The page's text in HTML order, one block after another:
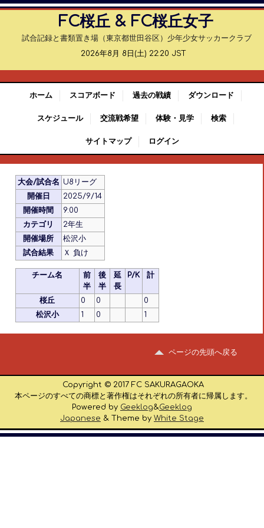
FC桜丘 & FC桜丘女子
試合記録と書類置き場（東京都世田谷区）少年少女サッカークラブ
2026年8月 8日(土) 22:20 JST
ホーム スコアボード 過去の戦績 ダウンロード
スケジュール 交流戦希望 体験・見学 検索
サイトマップ ログイン
大会/試合名 U8リーグ
開催日
2025/9/14
開催時間
9:00
カテゴリ
2年生
開催場所
松沢小
試合結果
Ｘ 負け
チーム名
前
半
後
半
延
長
P/K 計
桜丘 0 0
0
松沢小
1 0 1
ページの先頭へ戻る
Copyright © 2017 FC SAKURAGAOKA
本ページのすべての商標と著作権はそれぞれの所有者に帰属します。
Powered by Geeklog&Geeklog
Japanese & Theme by White Stage